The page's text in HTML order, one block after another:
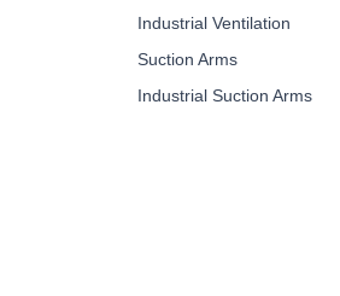
Industrial Ventilation
Suction Arms
Industrial Suction Arms